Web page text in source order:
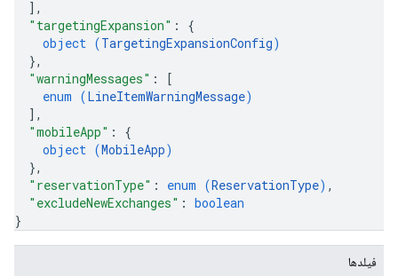
] ,
"targetingExpansion" : {
object (TargetingExpansionConfig)
},
"warningMessages" :
[
enum (LineItemWarningMessage)
] ,
"mobileApp" : {
object (MobileApp)
},
"reservationType" : enum (ReservationType) ,
"excludeNewExchanges" : boolean
}
فیلدها